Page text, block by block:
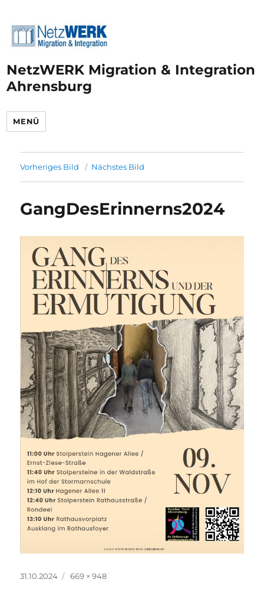
NetzWERK Migration & Integration
Ahrensburg
MENÜ
Vorheriges Bild Nächstes Bild
GangDesErinnerns2024
Veröffentlicht
31.10.2024 Originalgröße
669 × 948